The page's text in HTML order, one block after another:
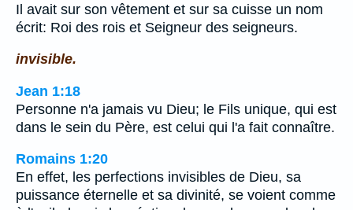
Il avait sur son vêtement et sur sa cuisse un nom
écrit: Roi des rois et Seigneur des seigneurs.
invisible.
Jean 1:18
Personne n'a jamais vu Dieu; le Fils unique, qui est
dans le sein du Père, est celui qui l'a fait connaître.
Romains 1:20
En effet, les perfections invisibles de Dieu, sa
puissance éternelle et sa divinité, se voient comme